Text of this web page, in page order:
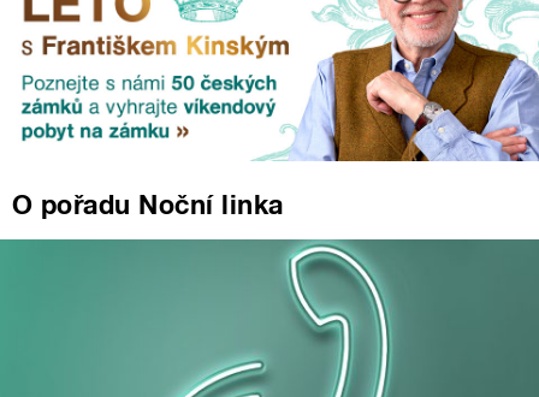
O pořadu Noční linka